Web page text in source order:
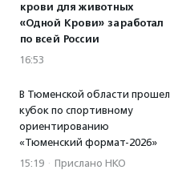
крови для животных
«Одной Крови» заработал
по всей России
16:53
В Тюменской области прошел
кубок по спортивному
ориентированию
«Тюменский формат-2026»
15:19 · Прислано НКО